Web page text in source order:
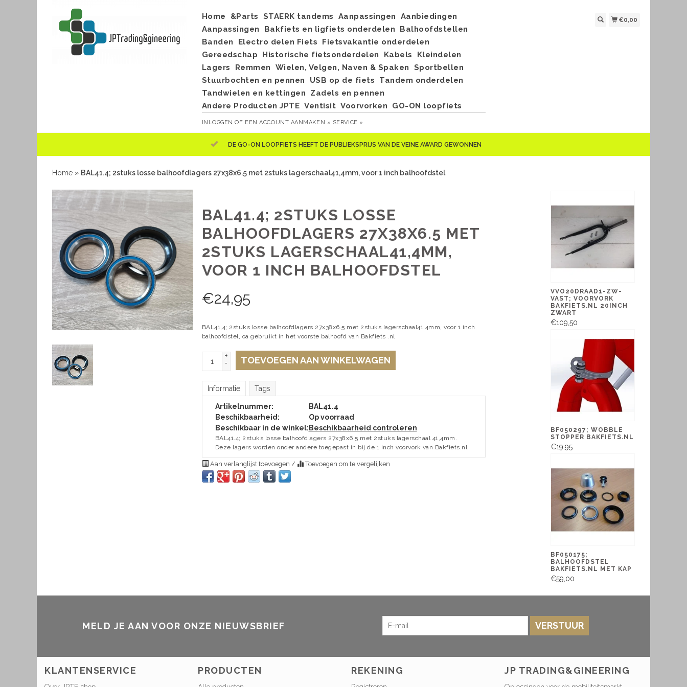
Home &Parts STAERK tandems Aanpassingen
Aanbiedingen
Aanpassingen
Bakfiets en ligfiets onderdelen
Balhoofdstellen
Banden
Electro delen Fiets
Fietsvakantie onderdelen
Gereedschap
Historische fietsonderdelen Kabels
Kleindelen
Lagers
Remmen Wielen, Velgen, Naven & Spaken
Sportbellen
Stuurbochten en pennen
USB op de fiets
Tandem onderdelen
Tandwielen en kettingen
Zadels en pennen
Andere Producten JPTE Ventisit Voorvorken GO-ON loopfiets
INLOGGEN OF EEN ACCOUNT AANMAKEN » SERVICE »
€0,00
DE GO-ON LOOPFIETS HEEFT DE PUBLIEKSPRIJS VAN DE VEINE AWARD GEWONNEN
Home » BAL41.4; 2stuks losse balhoofdlagers 27x38x6.5 met 2stuks lagerschaal41,4mm, voor 1 inch balhoofdstel
BAL41.4; 2STUKS LOSSE
BALHOOFDLAGERS 27X38X6.5 MET
2STUKS LAGERSCHAAL41,4MM,
VOOR 1 INCH BALHOOFDSTEL
€24,95
BAL41,4; 2stuks losse balhoofdlagers 27x38x6.5 met 2stuks lagerschaal41,4mm, voor 1 inch
balhoofdstel, oa gebruikt in het voorste balhoofd van Bakfiets .nl
+
-
TOEVOEGEN AAN WINKELWAGEN
Informatie Tags
Artikelnummer:
BAL41.4
Beschikbaarheid:
Op voorraad
Beschikbaar in de winkel: Beschikbaarheid controleren
BAL41.4; 2stuks losse balhoofdlagers 27x38x6.5 met 2stuks lagerschaal 41,4mm.
Deze lagers worden onder andere toegepast in bij de 1 inch voorvork van Bakfiets.nl
Aan verlanglijst toevoegen / Toevoegen om te vergelijken
VVO20DRAAD1-ZW-
VAST; VOORVORK
BAKFIETS.NL 20INCH
ZWART
€109,50
BF050297; WOBBLE
STOPPER BAKFIETS.NL
€19,95
BF050175;
BALHOOFDSTEL
BAKFIETS.NL MET KAP
€59,00
MELD JE AAN VOOR ONZE NIEUWSBRIEF VERSTUUR
KLANTENSERVICE PRODUCTEN REKENING JP TRADING&GINEERING